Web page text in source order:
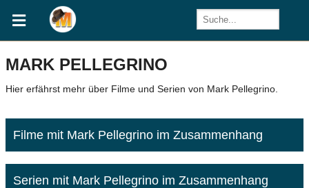
MARK PELLEGRINO
Hier erfährst mehr über Filme und Serien von Mark Pellegrino.
Filme mit Mark Pellegrino im Zusammenhang
Serien mit Mark Pellegrino im Zusammenhang